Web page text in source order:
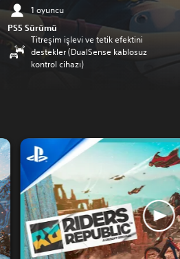
1 oyuncu
PS5 Sürümü
Titreşim işlevi ve tetik efektini
destekler (DualSense kablosuz
kontrol cihazı)